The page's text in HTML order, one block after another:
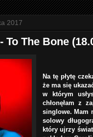
2017
The Bone
Na tę płytę
że ma się
w którym
chłonęłam z
singlowe. Mam
solowy
który ujrzy